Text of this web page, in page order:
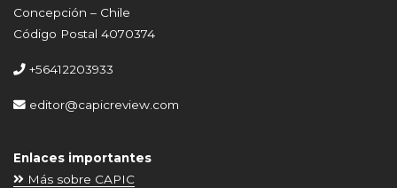
Concepción – Chile
Código Postal 4070374
+56412203933
editor@capicreview.com
Enlaces importantes
Más sobre CAPIC